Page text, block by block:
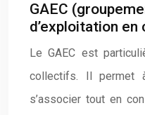
GAEC
d’exploitation en
Le GAEC est
collectifs. Il permet
s’associer tout en